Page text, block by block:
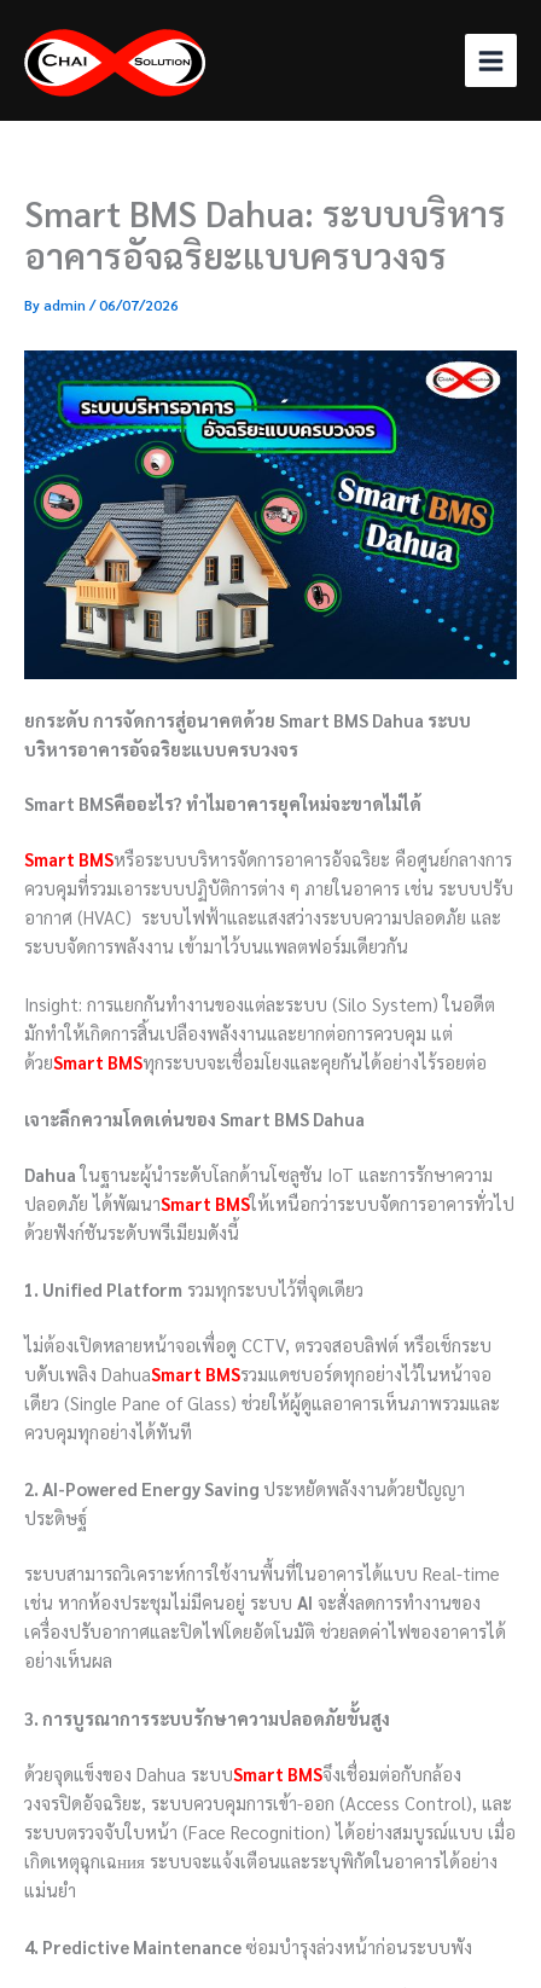
content
Smart BMS Dahua: ระบบบริหาร
อาคารอัจฉริยะแบบครบวงจร
Byadmin /06/07/2026
ยกระดับ การจัดการสู่อนาคตด้วย Smart BMS Dahua ระบบ
บริหารอาคารอัจฉริยะแบบครบวงจร
Smart BMSคืออะไร? ทำไมอาคารยุคใหม่จะขาดไม่ได้
Smart BMSหรือระบบบริหารจัดการอาคารอัจฉริยะ คือศูนย์กลางการ
ควบคุมที่รวมเอาระบบปฏิบัติการต่าง ๆ ภายในอาคาร เช่น ระบบปรับ
อากาศ (HVAC) ระบบไฟฟ้าและแสงสว่างระบบความปลอดภัย และ
ระบบจัดการพลังงาน เข้ามาไว้บนแพลตฟอร์มเดียวกัน
Insight: การแยกกันทำงานของแต่ละระบบ (Silo System) ในอดีต
มักทำให้เกิดการสิ้นเปลืองพลังงานและยากต่อการควบคุม แต่
ด้วยSmart BMSทุกระบบจะเชื่อมโยงและคุยกันได้อย่างไร้รอยต่อ
เจาะลึกความโดดเด่นของ Smart BMS Dahua
Dahua ในฐานะผู้นำระดับโลกด้านโซลูชัน IoT และการรักษาความ
ปลอดภัย ได้พัฒนาSmart BMSให้เหนือกว่าระบบจัดการอาคารทั่วไป
ด้วยฟังก์ชันระดับพรีเมียมดังนี้
1. Unified Platform รวมทุกระบบไว้ที่จุดเดียว
ไม่ต้องเปิดหลายหน้าจอเพื่อดู CCTV, ตรวจสอบลิฟต์ หรือเช็กระบ
บดับเพลิง DahuaSmart BMSรวมแดชบอร์ดทุกอย่างไว้ในหน้าจอ
เดียว (Single Pane of Glass) ช่วยให้ผู้ดูแลอาคารเห็นภาพรวมและ
ควบคุมทุกอย่างได้ทันที
2. AI-Powered Energy Saving ประหยัดพลังงานด้วยปัญญา
ประดิษฐ์
ระบบสามารถวิเคราะห์การใช้งานพื้นที่ในอาคารได้แบบ Real-time
เช่น หากห้องประชุมไม่มีคนอยู่ ระบบ AI จะสั่งลดการทำงานของ
เครื่องปรับอากาศและปิดไฟโดยอัตโนมัติ ช่วยลดค่าไฟของอาคารได้
อย่างเห็นผล
3. การบูรณาการระบบรักษาความปลอดภัยขั้นสูง
ด้วยจุดแข็งของ Dahua ระบบSmart BMSจึงเชื่อมต่อกับกล้อง
วงจรปิดอัจฉริยะ, ระบบควบคุมการเข้า-ออก (Access Control), และ
ระบบตรวจจับใบหน้า (Face Recognition) ได้อย่างสมบูรณ์แบบ เมื่อ
เกิดเหตุฉุกเฉния ระบบจะแจ้งเตือนและระบุพิกัดในอาคารได้อย่าง
แม่นยำ
4. Predictive Maintenance ซ่อมบำรุงล่วงหน้าก่อนระบบพัง